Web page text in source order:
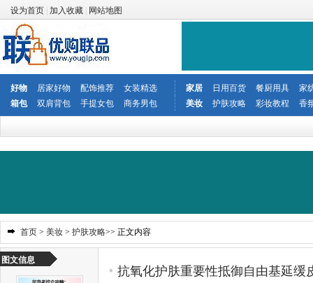
设为首页 加入收藏 网站地图
好物 居家好物 配饰推荐 女装精选 家居 日用百货 餐厨用具
家
箱包
双肩背包 手提女包 商务男包 美妆 护肤攻略 彩妆教程 香
首页 > 美妆 > 护肤攻略>> 正文内容
图文信息
抗氧化护肤重要性抵御自由基延缓